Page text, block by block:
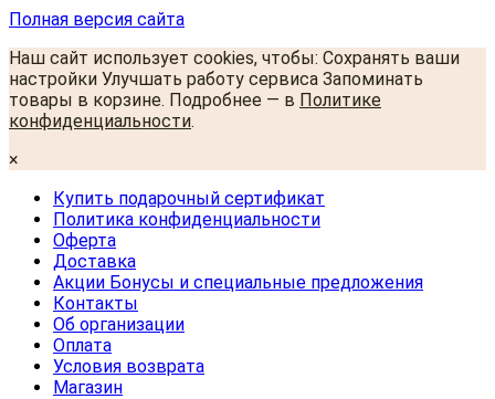
Полная версия сайта
Наш сайт использует cookies, чтобы: Сохранять ваши
настройки Улучшать работу сервиса Запоминать
товары в корзине. Подробнее — в Политике
конфиденциальности.
×
Купить подарочный сертификат
Политика конфиденциальности
Оферта
Доставка
Акции Бонусы и специальные предложения
Контакты
Об организации
Оплата
Условия возврата
Магазин